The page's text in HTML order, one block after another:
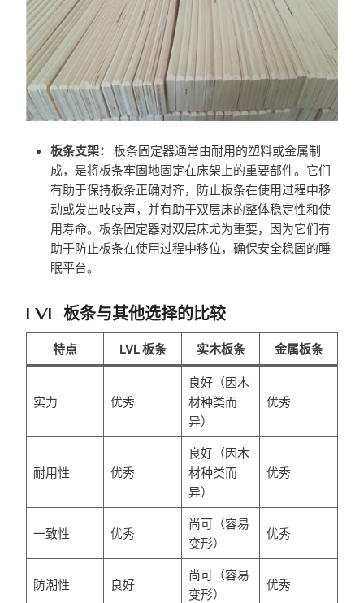
板条支架：
板条固定器通常由耐用的塑料或金属制
成，是将板条牢固地固定在床架上的重要部件。它们
有助于保持板条正确对齐，防止板条在使用过程中移
动或发出吱吱声，并有助于双层床的整体稳定性和使
用寿命。板条固定器对双层床尤为重要，因为它们有
助于防止板条在使用过程中移位，确保安全稳固的睡
眠平台。
LVL 板条与其他选择的比较
特点 LVL 板条 实木板条 金属板条
实力 优秀
良好（因木
材种类而
异）
优秀
耐用性 优秀
良好（因木
材种类而
异）
优秀
一致性 优秀
尚可（容易
变形）
优秀
防潮性 良好
尚可（容易
变形）
优秀